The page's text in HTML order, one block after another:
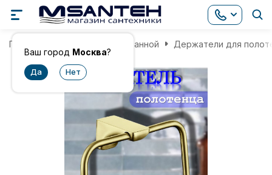
Ваш город Москва?
Главная Аксессуары для ванной Держатели для